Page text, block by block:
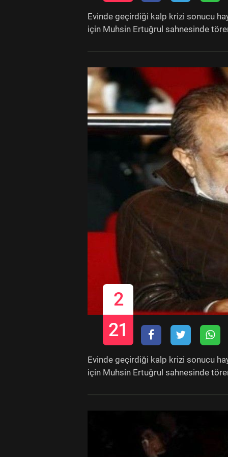
Evinde geçirdiği kalp krizi sonucu
için Muhsin Ertuğrul sahnesinde
2
21
Evinde geçirdiği kalp krizi sonucu
için Muhsin Ertuğrul sahnesinde